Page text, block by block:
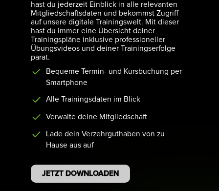
hast du jederzeit Einblick in alle relevanten
Mitgliedschaftsdaten und bekommst Zugriff
auf unsere digitale Trainingswelt. Mit dieser
hast du immer eine Übersicht deiner
Trainingspläne inklusive professioneller
Übungsvideos und deiner Trainingserfolge
parat.
Bequeme Termin- und Kursbuchung per
Smartphone
Alle Trainingsdaten im Blick
Verwalte deine Mitgliedschaft
Lade dein Verzehrguthaben von zu
Hause aus auf
JETZT DOWNLOADEN